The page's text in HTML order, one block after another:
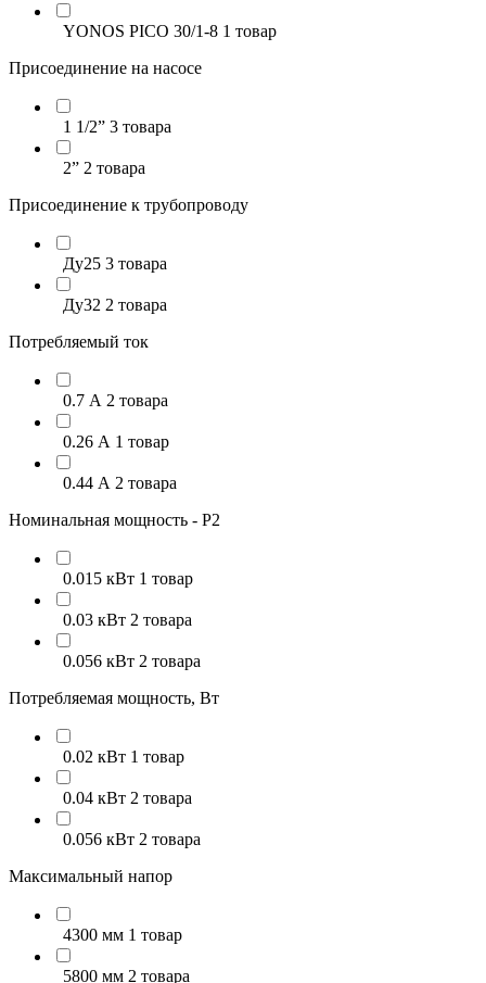
YONOS PICO 30/1-8 1 товар
Присоединение на насосе
1 1/2” 3 товара
2” 2 товара
Присоединение к трубопроводу
Ду25 3 товара
Ду32 2 товара
Потребляемый ток
0.7 А 2 товара
0.26 А 1 товар
0.44 А 2 товара
Номинальная мощность - P2
0.015 кВт 1 товар
0.03 кВт 2 товара
0.056 кВт 2 товара
Потребляемая мощность, Вт
0.02 кВт 1 товар
0.04 кВт 2 товара
0.056 кВт 2 товара
Максимальный напор
4300 мм 1 товар
5800 мм 2 товара